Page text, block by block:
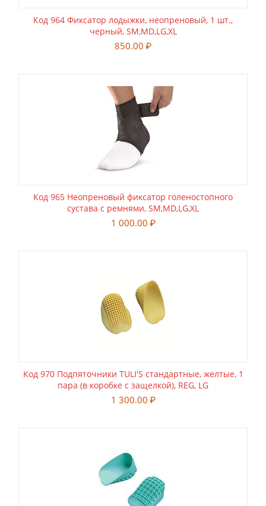
Код 964 Фиксатор лодыжки, неопреновый, 1 шт.,
черный, SM,MD,LG,XL
850.00 ₽
Код 965 Неопреновый фиксатор голеностопного
сустава с ремнями, SM,MD,LG,XL
1 000.00 ₽
Код 970 Подпяточники TULI'S стандартные, желтые, 1
пара (в коробке с защелкой), REG, LG
1 300.00 ₽